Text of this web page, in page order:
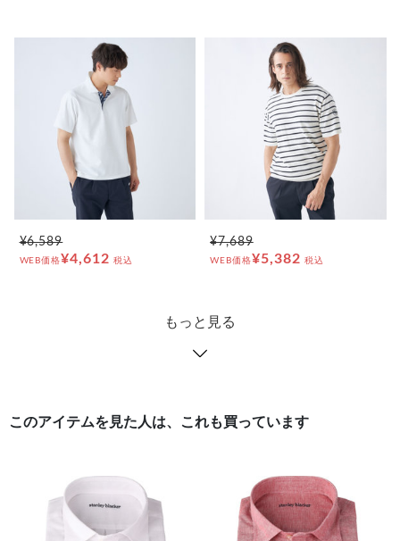
¥6,589
WEB価格¥4,612 税込
¥7,689
WEB価格¥5,382 税込
もっと見る
このアイテムを見た人は、これも買っています